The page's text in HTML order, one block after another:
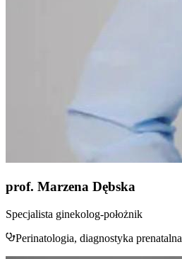
prof. Marzena Dębska
Specjalista ginekolog-położnik
Perinatologia, diagnostyka prenatalna